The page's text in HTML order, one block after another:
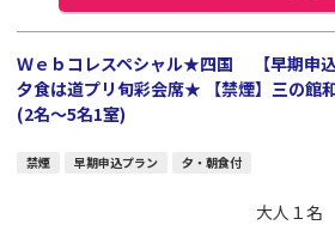
Ｗｅｂコレスペシャル★四国 【早期申
夕食は道プリ旬彩会席★ 【禁煙】三の館
(2名～5名1室)
禁煙 早期申込プラン 夕・朝食付
大人１名